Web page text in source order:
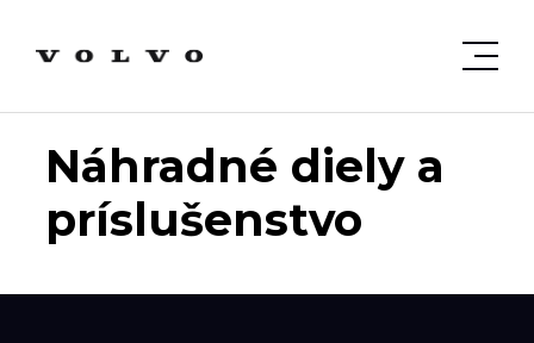
Náhradné diely a
príslušenstvo